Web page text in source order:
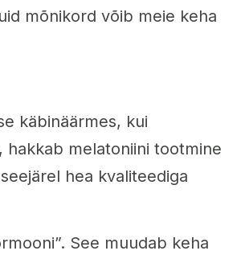
mõnikord võib meie keha
käbinäärmes, kui
hakkab melatoniini tootmine
hea kvaliteediga
See muudab keha